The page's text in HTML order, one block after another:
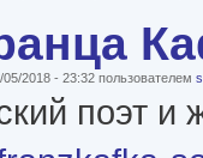
2018 - 23:32 пользователем
поэт и